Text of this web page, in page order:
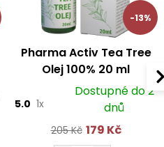
-13%
Pharma Activ Tea Tree
Olej 100% 20 ml
5.0 1x
Dostupné do 2
dnů
205 Kč 179 Kč